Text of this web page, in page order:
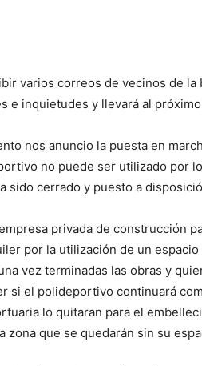
varios correos de vecinos de la
e inquietudes y llevará al
nos anuncio la puesta en
no puede ser utilizado por
sido cerrado y puesto a
privada de construcción
por la utilización de un
vez terminadas las obras y
si el polideportivo continuará
lo quitaran para el
zona que se quedarán sin su